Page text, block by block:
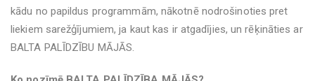
kādu no papildus programmām, nākotnē nodrošinoties pret
liekiem sarežģījumiem, ja kaut kas ir atgadījies, un rēķināties ar
BALTA PALĪDZĪBU MĀJĀS.